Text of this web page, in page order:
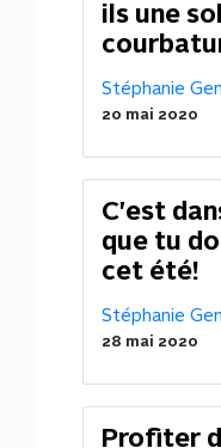
ils une
Stéphanie
20 mai 2020
C'est
que tu
cet été!
Stéphanie
28 mai 2020
Profiter